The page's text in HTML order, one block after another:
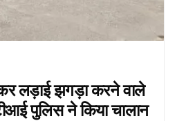
लड़ाई झगड़ा करने वाले
पुलिस ने किया चालान